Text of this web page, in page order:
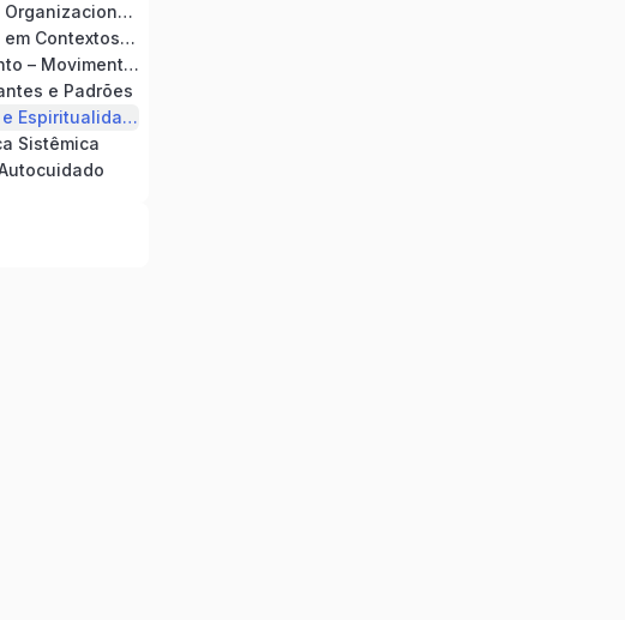
Módulo 4: Constelações Organizacionais
Módulo 4: Constelações em Contextos Específicos
Módulo 5: Aprofundamento – Movimentos Interrompidos
e Padrões
Módulo 5: Constelações e Espiritualidade
Sistêmica